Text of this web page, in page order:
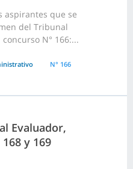
aspirantes que se
del Tribunal
N° 166:...
N° 166
Evaluador,
y 169